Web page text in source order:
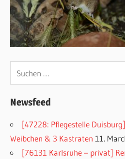
Newsfeed
[47228: Pflegestelle
Weibchen & 3 Kastraten 11.
[76131 Karlsruhe – privat]